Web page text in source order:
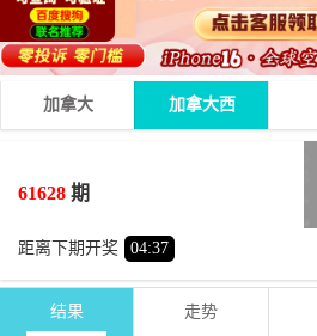
加拿大 加拿大西
61628 期
距离下期开奖 04:37
期号
结果 走势